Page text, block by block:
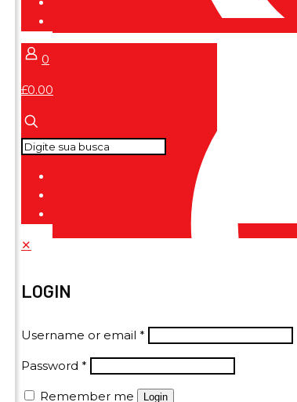
0
£0.00
✕
LOGIN
Username or email *
Password *
Remember me Login